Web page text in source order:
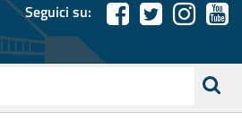
Seguici su: